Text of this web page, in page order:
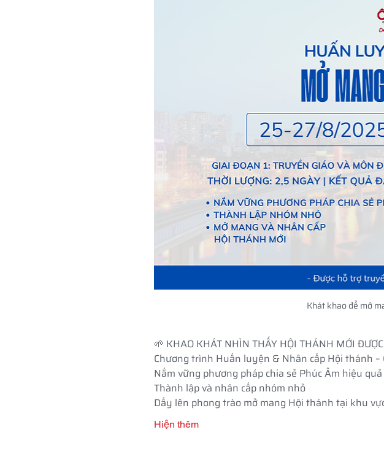
Khát khao để mở
🌱 KHAO KHÁT NHÌN THẤY HỘI THÁNH MỚI
Chương trình Huấn luyện & Nhân cấp Hội thánh –
Nắm vững phương pháp chia sẻ Phúc Âm hiệu quả
Thành lập và nhân cấp nhóm nhỏ
Dấy lên phong trào mở mang Hội thánh tại khu
Hiện thêm